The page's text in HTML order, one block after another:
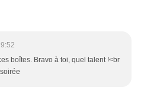
boîtes. Bravo à toi, quel talent !<br